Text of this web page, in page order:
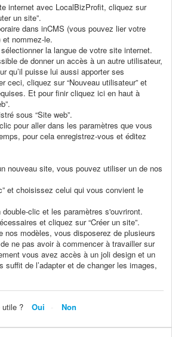
internet avec LocalBizProfit, cliquez sur
un site”.
dans inCMS (vous pouvez lier votre
et nommez-le.
la langue de votre site internet.
de donner un accès à un autre utilisateur,
qu’il puisse lui aussi apporter ses
ceci, cliquez sur “Nouveau utilisateur” et
Et pour finir cliquez ici en haut à
sous “Site web”.
pour aller dans les paramètres que vous
pour cela enregistrez-vous et éditez
nouveau site, vous pouvez utiliser un de nos
et choisissez celui qui vous convient le
clic et les paramètres s'ouvriront.
et cliquez sur “Créer un site”.
nos modèles, vous disposerez de plusieurs
ne pas avoir à commencer à travailler sur
vous avez accès à un joli design et un
suffit de l’adapter et de changer les images,
utile ? Oui Non